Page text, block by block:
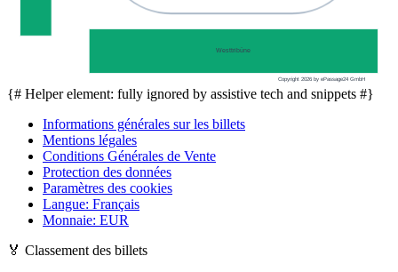
Westtribüne
Copyright 2026 by ePassage24 GmbH
{# Helper element: fully ignored by assistive tech and snippets #}
Informations générales sur les billets
Mentions légales
Conditions Générales de Vente
Protection des données
Paramètres des cookies
Langue: Français
Monnaie: EUR
🏅 Classement des billets